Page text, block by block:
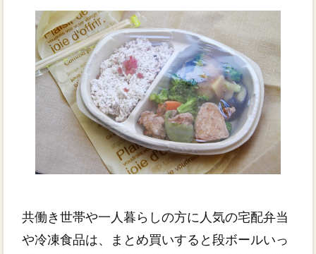
共働き世帯や一人暮らしの方に人気の宅配弁当
や冷凍食品は、まとめ買いすると段ボールいっ